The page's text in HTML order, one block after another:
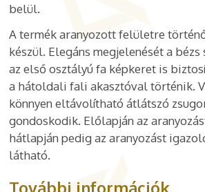
belül.
A termék aranyozott felületre
készül. Elegáns megjelenését a bézs
az első osztályú fa képkeret is
a hátoldali fali akasztóval történik.
könnyen eltávolítható átlátszó
gondoskodik. Előlapján az
hátlapján pedig az aranyozást
látható.
További információk